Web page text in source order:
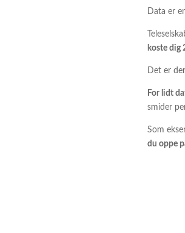
Data er
koste dig
Det er
For lidt
smider
Som
du oppe